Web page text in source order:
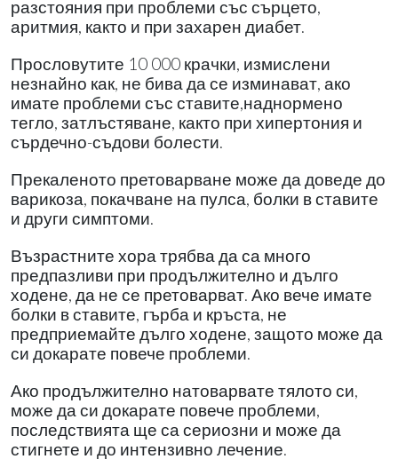
разстояния при проблеми със сърцето,
аритмия, както и при захарен диабет.
Прословутите 10 000 крачки, измислени
незнайно как, не бива да се изминават, ако
имате проблеми със ставите,наднормено
тегло, затлъстяване, както при хипертония и
сърдечно-съдови болести.
Прекаленото претоварване може да доведе до
варикоза, покачване на пулса, болки в ставите
и други симптоми.
Възрастните хора трябва да са много
предпазливи при продължително и дълго
ходене, да не се претоварват. Ако вече имате
болки в ставите, гърба и кръста, не
предприемайте дълго ходене, защото може да
си докарате повече проблеми.
Ако продължително натоварвате тялото си,
може да си докарате повече проблеми,
последствията ще са сериозни и може да
стигнете и до интензивно лечение.